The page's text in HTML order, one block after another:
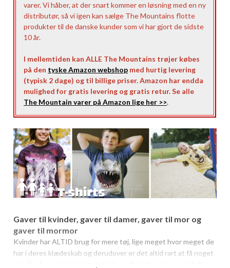
varer. Vi håber, at der snart kommer en løsning med en ny
distributør, så vi igen kan sælge The Mountains flotte
produkter til de danske kunder som vi har gjort de sidste
10 år.
I mellemtiden kan ALLE The Mountains trøjer købes
på den tyske Amazon webshop med hurtig levering
(typisk 2 dage) og til billige priser. Amazon har endda
mulighed for gratis levering og gratis retur. Se alle
The Mountain varer på Amazon lige her >>.
Gaver til kvinder, gaver til damer, gaver til mor og
gaver til mormor
Kvinder har ALTID brug for mere tøj, lige meget hvor meget de
har i deres klædeskab og derudover er det altid rart at få noget